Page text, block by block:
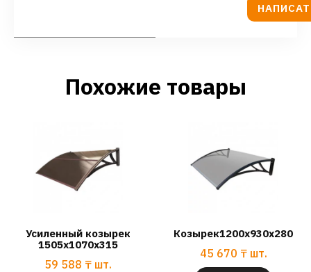
Похожие товары
Усиленный козырек
1505х1070х315
59 588 ₸ шт.
Козырек1200x930x280
45 670 ₸ шт.